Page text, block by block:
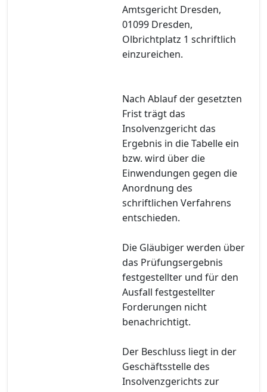
Amtsgericht Dresden,
01099 Dresden,
Olbrichtplatz 1 schriftlich
einzureichen.
Nach Ablauf der gesetzten
Frist trägt das
Insolvenzgericht das
Ergebnis in die Tabelle ein
bzw. wird über die
Einwendungen gegen die
Anordnung des
schriftlichen Verfahrens
entschieden.
Die Gläubiger werden über
das Prüfungsergebnis
festgestellter und für den
Ausfall festgestellter
Forderungen nicht
benachrichtigt.
Der Beschluss liegt in der
Geschäftsstelle des
Insolvenzgerichts zur